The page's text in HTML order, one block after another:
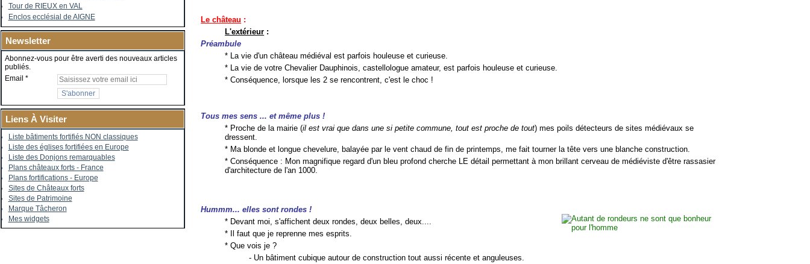
Tour de RIEUX en VAL
Enclos ecclésial de AIGNE
Newsletter
Abonnez-vous pour être averti des nouveaux articles
publiés.
Email
Liens À Visiter
Liste bâtiments fortifiés NON classiques
Liste des églises fortifiées en Europe
Liste des Donjons remarquables
Plans châteaux forts - France
Plans fortifications - Europe
Sites de Châteaux forts
Sites de Patrimoine
Marque Tâcheron
Mes widgets
Le château :
L'extérieur :
Préambule
* La vie d'un château médiéval est parfois houleuse et curieuse.
* La vie de votre Chevalier Dauphinois, castellologue amateur, est parfois houleuse et curieuse.
* Conséquence, lorsque les 2 se rencontrent, c'est le choc !
Tous mes sens ... et même plus !
* Proche de la mairie (il est vrai que dans une si petite commune, tout est proche de tout) mes poils détecteurs de sites médiévaux se
dressent.
* Ma blonde et longue chevelure, balayée par le vent chaud de fin de printemps, me fait tourner la tête vers une blanche construction.
* Conséquence : Mon magnifique regard d'un bleu profond cherche LE détail permettant à mon brillant cerveau de médiéviste d'être rassasier
d'architecture de l'an 1000.
Hummm... elles sont rondes !
* Devant moi, s'affichent deux rondes, deux belles, deux....
* Il faut que je reprenne mes esprits.
* Que vois je ?
- Un bâtiment cubique autour de construction tout aussi récente et anguleuses.